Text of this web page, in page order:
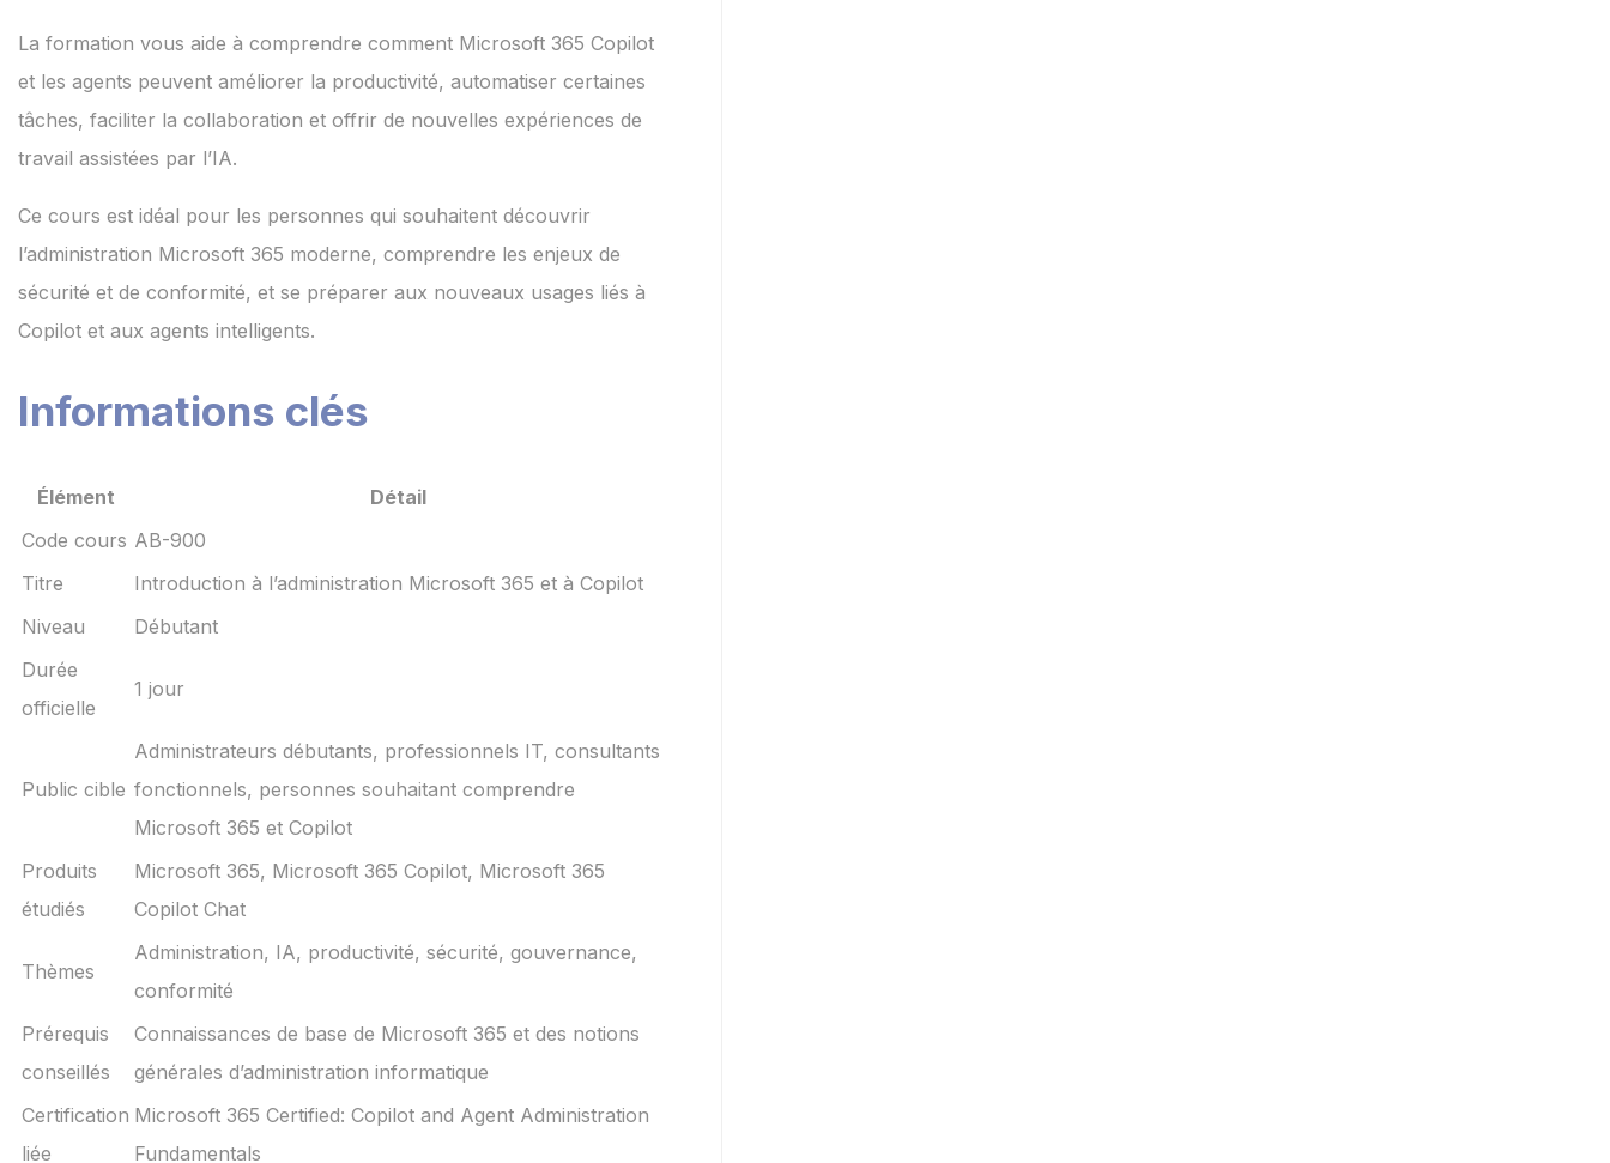
La formation vous aide à comprendre comment Microsoft 365 Copilot
et les agents peuvent améliorer la productivité, automatiser certaines
tâches, faciliter la collaboration et offrir de nouvelles expériences de
travail assistées par l’IA.
Ce cours est idéal pour les personnes qui souhaitent découvrir
l’administration Microsoft 365 moderne, comprendre les enjeux de
sécurité et de conformité, et se préparer aux nouveaux usages liés à
Copilot et aux agents intelligents.
Informations clés
Élément
Détail
Code cours AB-900
Titre
Introduction à l’administration Microsoft 365 et à Copilot
Niveau
Débutant
Durée
officielle
1 jour
Public cible
Administrateurs débutants, professionnels IT, consultants
fonctionnels, personnes souhaitant comprendre
Microsoft 365 et Copilot
Produits
étudiés
Microsoft 365, Microsoft 365 Copilot, Microsoft 365
Copilot Chat
Thèmes
Administration, IA, productivité, sécurité, gouvernance,
conformité
Prérequis
conseillés
Connaissances de base de Microsoft 365 et des notions
générales d’administration informatique
Certification
liée
Microsoft 365 Certified: Copilot and Agent Administration
Fundamentals